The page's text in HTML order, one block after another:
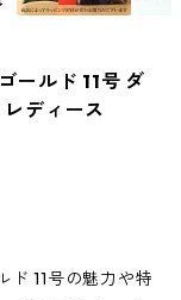
ールド 11号 ダ
ディース
11号の魅力や特